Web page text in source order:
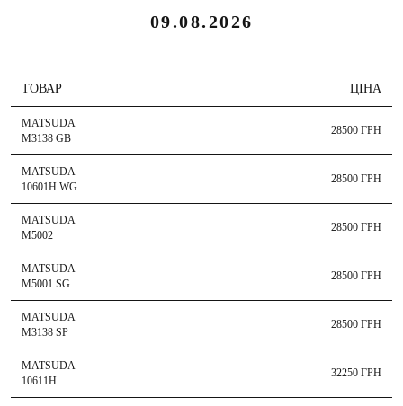
09.08.2026
ТОВАР ЦІНА
MATSUDA
M3138 GB
28500 ГРН
MATSUDA
10601H WG
28500 ГРН
MATSUDA
M5002
28500 ГРН
MATSUDA
M5001.SG
28500 ГРН
MATSUDA
M3138 SP
28500 ГРН
MATSUDA
10611H
32250 ГРН